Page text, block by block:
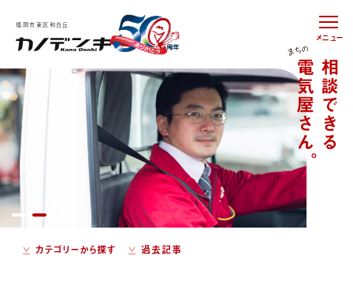
メニュー
福岡市東区和白丘
カテゴリーから探す 過去記事